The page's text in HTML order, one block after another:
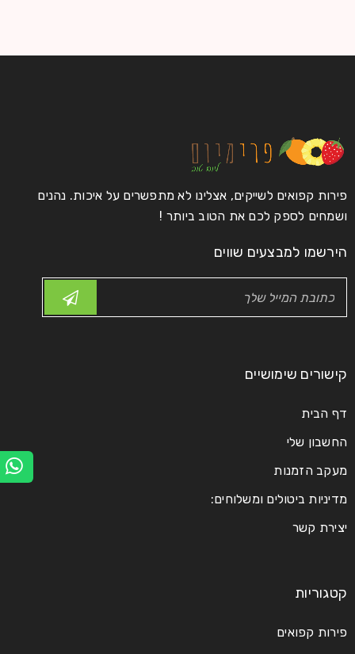
פירות קפואים לשייקים, אצלינו לא מתפשרים על איכות. נהנים
ושמחים לספק לכם את הטוב ביותר !
הירשמו למבצעים שווים
קישורים שימושיים
דף הבית
החשבון שלי
מעקב הזמנות
מדיניות ביטולים ומשלוחים:
יצירת קשר
קטגוריות
פירות קפואים